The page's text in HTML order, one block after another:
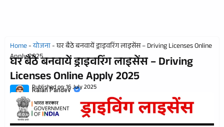
Home-योजना-घर बैठे बनवायें ड्राइवरिंग लाइसेंस – Driving Licenses Online
Apply 2025
घर बैठे बनवायें ड्राइवरिंग लाइसेंस – Driving
Licenses Online Apply 2025
Rajan Pandey
Published on:16 July 2025